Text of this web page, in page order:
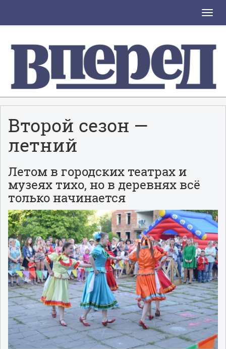
Toggle
Второй сезон —
летний
Летом в городских театрах и
музеях тихо, но в деревнях всё
только начинается